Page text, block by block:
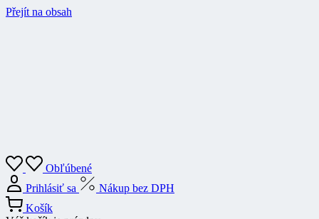
Přejít na obsah
Obľúbené
Prihlásiť sa
Nákup bez DPH
Košík